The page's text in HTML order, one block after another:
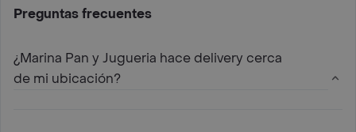
Preguntas frecuentes
¿Marina Pan y Jugueria hace delivery cerca
de mi ubicación?